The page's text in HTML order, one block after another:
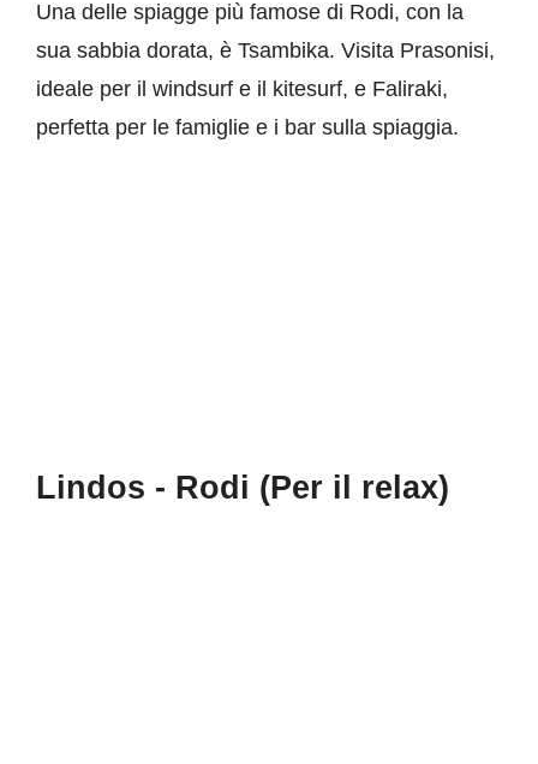
Una delle spiagge più famose di Rodi, con la
sua sabbia dorata, è Tsambika. Visita Prasonisi,
ideale per il windsurf e il kitesurf, e Faliraki,
perfetta per le famiglie e i bar sulla spiaggia.
Lindos - Rodi (Per il relax)